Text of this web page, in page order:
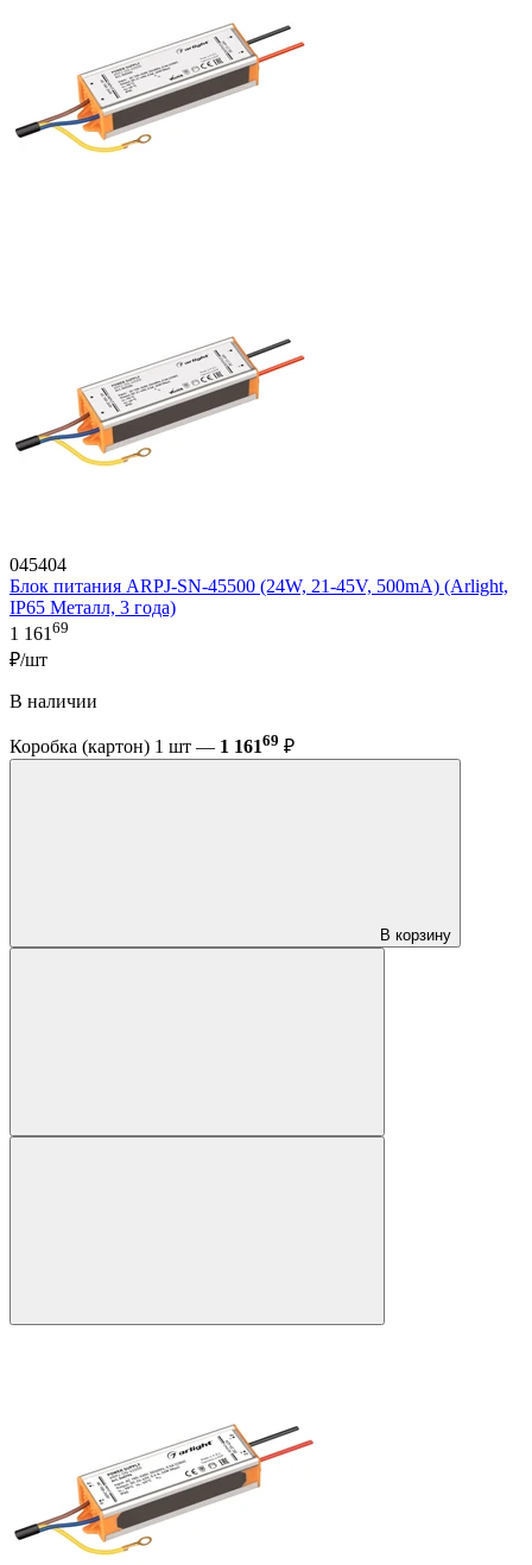
045404
Блок питания ARPJ-SN-45500 (24W, 21-45V, 500mA) (Arlight,
IP65 Металл, 3 года)
1 16169
₽/шт
В наличии
Коробка (картон) 1 шт — 1 16169 ₽
В корзину